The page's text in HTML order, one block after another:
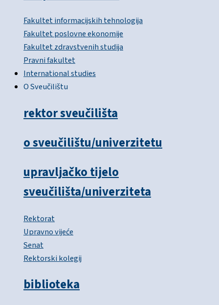
Fakultet informacijskih tehnologija
Fakultet poslovne ekonomije
Fakultet zdravstvenih studija
Pravni fakultet
International studies
O Sveučilištu
rektor sveučilišta
o sveučilištu/univerzitetu
upravljačko tijelo
sveučilišta/univerziteta
Rektorat
Upravno vijeće
Senat
Rektorski kolegij
biblioteka